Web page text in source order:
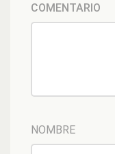
COMENTARIO
NOMBRE